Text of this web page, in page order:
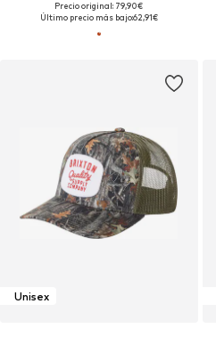
Precio original: 79,90€
Último precio más bajo:62,91€
Unisex